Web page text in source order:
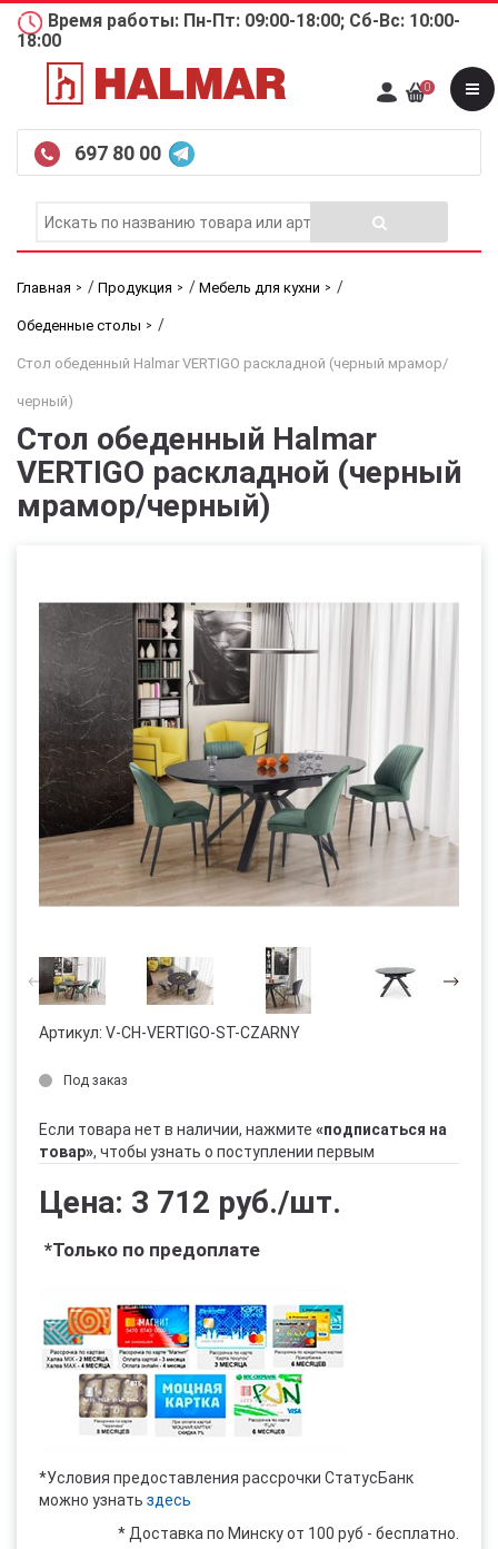
Время работы: Пн-Пт: 09:00-18:00; Сб-Вс: 10:00-
18:00
697 80 00
0
Главная / Продукция / Мебель для кухни /
Обеденные столы /
Стол обеденный Halmar VERTIGO раскладной (черный мрамор/
черный)
Стол обеденный Halmar
VERTIGO раскладной (черный
мрамор/черный)
Артикул: V-CH-VERTIGO-ST-CZARNY
Под заказ
Если товара нет в наличии, нажмите «подписаться на
товар», чтобы узнать о поступлении первым
Цена: 3 712 руб./шт.
*Только по предоплате
*Условия предоставления рассрочки СтатусБанк
можно узнать здесь
* Доставка по Минску от 100 руб - бесплатно.